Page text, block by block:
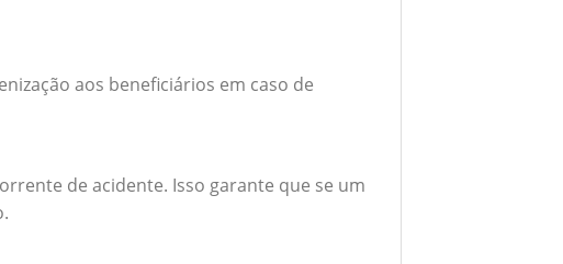
aos beneficiários em caso de
de acidente. Isso garante que se um